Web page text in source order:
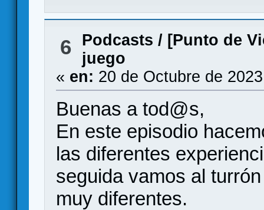
6 Podcasts / [Punto de
juego
« en: 20 de Octubre de
Buenas a tod@s,
En este episodio
las diferentes
seguida vamos al
muy diferentes.